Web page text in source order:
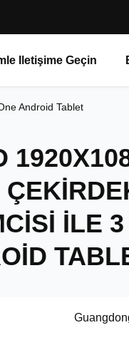
Iletişime Geçin
Android Tablet
ILE